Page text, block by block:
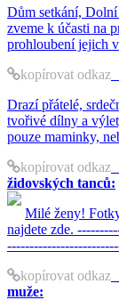
Dům setkání,
zveme k účasti na
prohloubení jejich
kopírovat odkaz
Drazí přátelé,
tvořivé dílny a
pouze maminky,
kopírovat odkaz
židovských tanců:
Milé ženy!
najdete zde.
kopírovat odkaz
muže: